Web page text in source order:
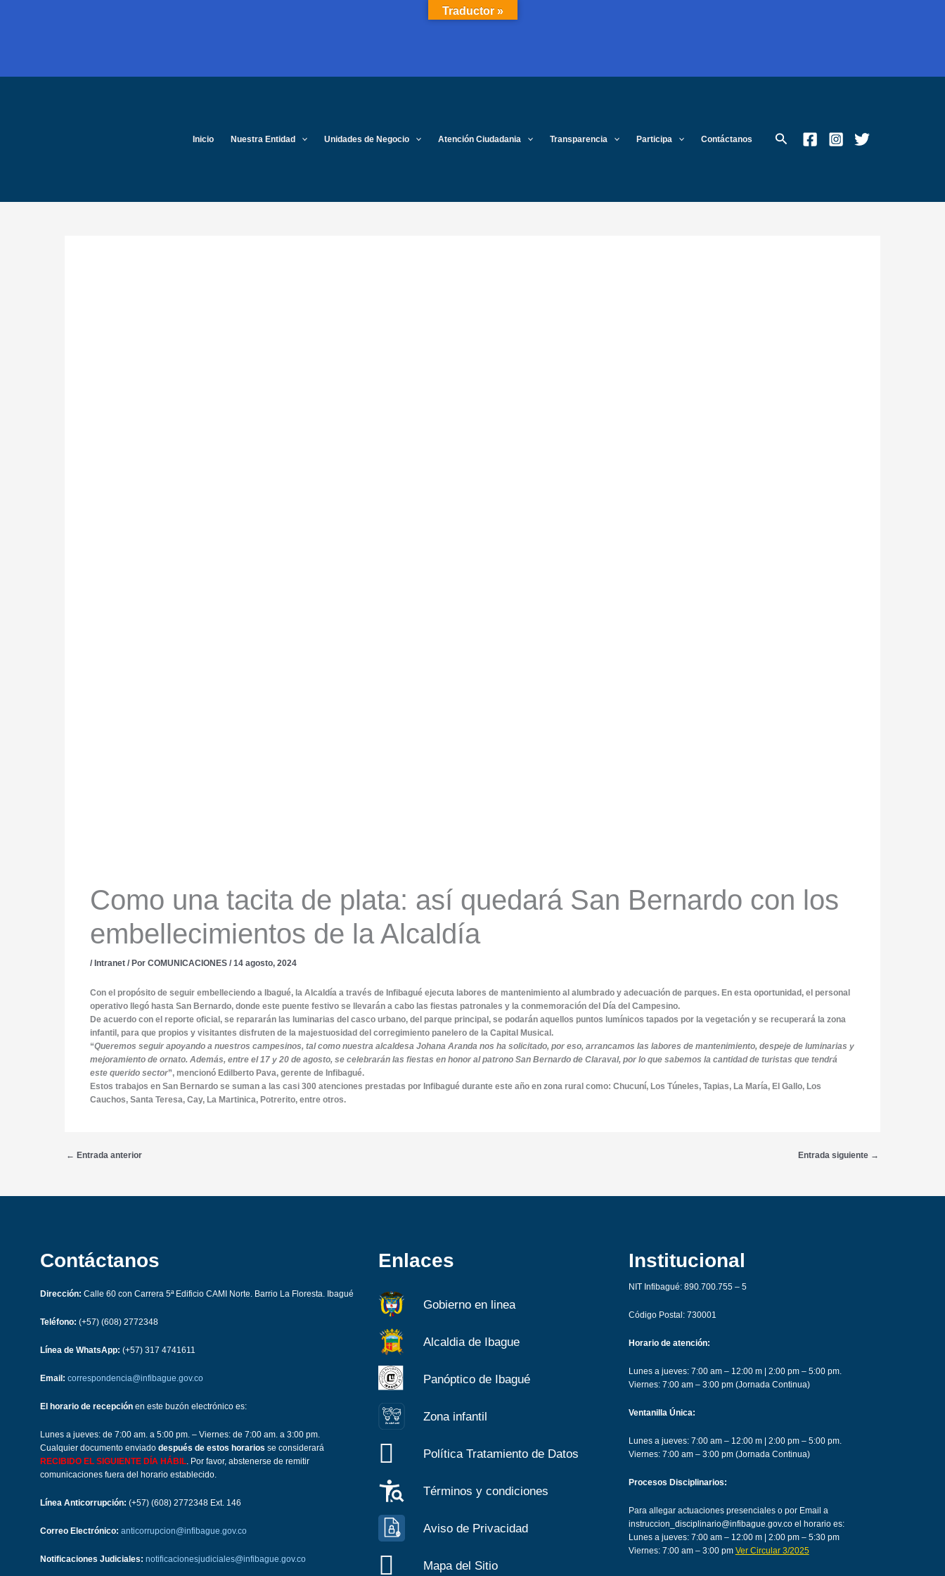
Inicio Nuestra Entidad Unidades de Negocio Atención Ciudadania Transparencia Participa Contáctanos Buscar
Como una tacita de plata: así quedará San Bernardo con los
embellecimientos de la Alcaldía
/ Intranet / Por COMUNICACIONES / 14 agosto, 2024
Con el propósito de seguir embelleciendo a Ibagué, la Alcaldía a través de Infibagué ejecuta labores de mantenimiento al alumbrado y adecuación de parques. En esta oportunidad, el personal
operativo llegó hasta San Bernardo, donde este puente festivo se llevarán a cabo las fiestas patronales y la conmemoración del Día del Campesino.
De acuerdo con el reporte oficial, se repararán las luminarias del casco urbano, del parque principal, se podarán aquellos puntos lumínicos tapados por la vegetación y se recuperará la zona
infantil, para que propios y visitantes disfruten de la majestuosidad del corregimiento panelero de la Capital Musical.
“Queremos seguir apoyando a nuestros campesinos, tal como nuestra alcaldesa Johana Aranda nos ha solicitado, por eso, arrancamos las labores de mantenimiento, despeje de luminarias y
mejoramiento de ornato. Además, entre el 17 y 20 de agosto, se celebrarán las fiestas en honor al patrono San Bernardo de Claraval, por lo que sabemos la cantidad de turistas que tendrá
este querido sector”, mencionó Edilberto Pava, gerente de Infibagué.
Estos trabajos en San Bernardo se suman a las casi 300 atenciones prestadas por Infibagué durante este año en zona rural como: Chucuní, Los Túneles, Tapias, La María, El Gallo, Los
Cauchos, Santa Teresa, Cay, La Martinica, Potrerito, entre otros.
← Entrada anterior Entrada siguiente →
Contáctanos
Dirección: Calle 60 con Carrera 5ª Edificio CAMI Norte. Barrio La Floresta. Ibagué
Teléfono: (+57) (608) 2772348
Línea de WhatsApp: (+57) 317 4741611
Email: correspondencia@infibague.gov.co
El horario de recepción en este buzón electrónico es:
Lunes a jueves: de 7:00 am. a 5:00 pm. – Viernes: de 7:00 am. a 3:00 pm.
Cualquier documento enviado después de estos horarios se considerará
RECIBIDO EL SIGUIENTE DÍA HÁBIL. Por favor, abstenerse de remitir
comunicaciones fuera del horario establecido.
Línea Anticorrupción: (+57) (608) 2772348 Ext. 146
Correo Electrónico: anticorrupcion@infibague.gov.co
Notificaciones Judiciales: notificacionesjudiciales@infibague.gov.co
Enlaces
Gobierno en linea
Alcaldia de Ibague
Panóptico de Ibagué
ZonaInfantil
Zona infantil
Política Tratamiento de Datos
Términos y condiciones
Aviso de Privacidad
Mapa del Sitio
Institucional
NIT Infibagué: 890.700.755 – 5
Código Postal: 730001
Horario de atención:
Lunes a jueves: 7:00 am – 12:00 m | 2:00 pm – 5:00 pm.
Viernes: 7:00 am – 3:00 pm (Jornada Continua)
Ventanilla Única:
Lunes a jueves: 7:00 am – 12:00 m | 2:00 pm – 5:00 pm.
Viernes: 7:00 am – 3:00 pm (Jornada Continua)
Procesos Disciplinarios:
Para allegar actuaciones presenciales o por Email a
instruccion_disciplinario@infibague.gov.co el horario es:
Lunes a jueves: 7:00 am – 12:00 m | 2:00 pm – 5:30 pm
Viernes: 7:00 am – 3:00 pm Ver Circular 3/2025
Traductor »